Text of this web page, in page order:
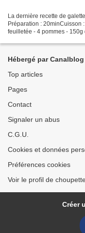
La dernière recette de
Préparation : 20minCuisson
feuilletée - 4 pommes -
Hébergé par Canalblog
Top articles
Pages
Contact
Signaler un abus
C.G.U.
Cookies et données
Préférences cookies
Voir le profil de
Créer